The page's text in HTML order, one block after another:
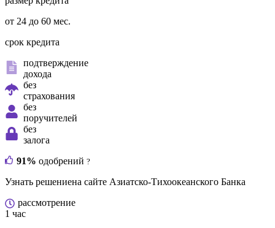
от 24 до 60 мес.
срок кредита
подтверждение
дохода
без
страхования
без
поручителей
без
залога
91% одобрений ?
Узнать решениена сайте Азиатско-Тихоокеанского Банка
рассмотрение
1 час